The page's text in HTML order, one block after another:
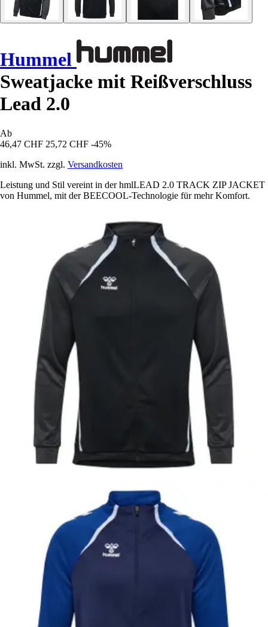
Hummel
Sweatjacke mit Reißverschluss
Lead 2.0
Ab
46,47 CHF 25,72 CHF -45%
inkl. MwSt. zzgl. Versandkosten
Leistung und Stil vereint in der hmlLEAD 2.0 TRACK ZIP JACKET
von Hummel, mit der BEECOOL-Technologie für mehr Komfort.